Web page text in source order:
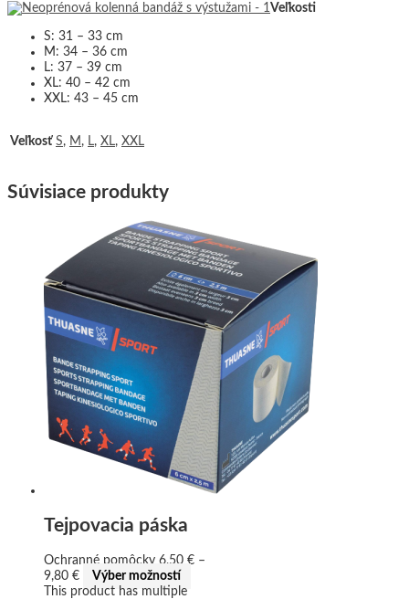
Veľkosti
S: 31 – 33 cm
M: 34 – 36 cm
L: 37 – 39 cm
XL: 40 – 42 cm
XXL: 43 – 45 cm
Veľkosť S, M , L, XL, XXL
Súvisiace produkty
Tejpovacia páska
Ochranné pomôcky 6,50 € –
9,80 €
Výber možností
This product has multiple